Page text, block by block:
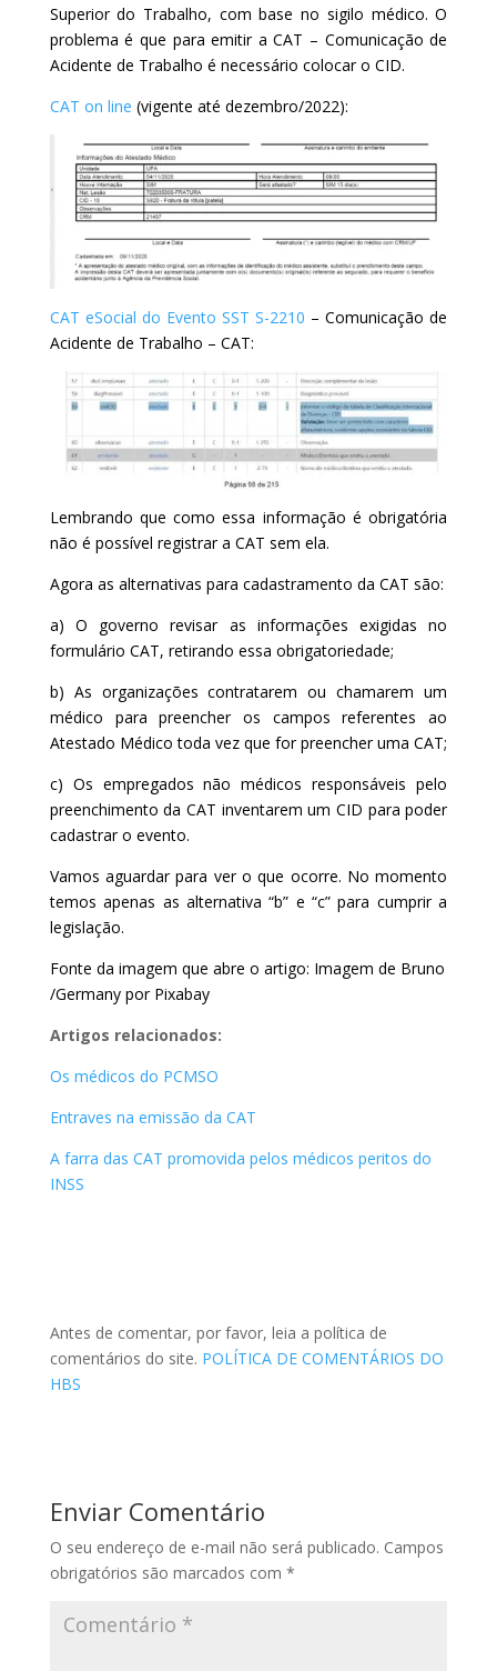
Superior do Trabalho, com base no sigilo médico. O
problema é que para emitir a CAT – Comunicação de
Acidente de Trabalho é necessário colocar o CID.
CAT on line (vigente até dezembro/2022):
CAT eSocial do Evento SST S-2210 – Comunicação de
Acidente de Trabalho – CAT:
Lembrando que como essa informação é obrigatória
não é possível registrar a CAT sem ela.
Agora as alternativas para cadastramento da CAT são:
a) O governo revisar as informações exigidas no
formulário CAT, retirando essa obrigatoriedade;
b) As organizações contratarem ou chamarem um
médico para preencher os campos referentes ao
Atestado Médico toda vez que for preencher uma CAT;
c) Os empregados não médicos responsáveis pelo
preenchimento da CAT inventarem um CID para poder
cadastrar o evento.
Vamos aguardar para ver o que ocorre. No momento
temos apenas as alternativa “b” e “c” para cumprir a
legislação.
Fonte da imagem que abre o artigo: Imagem de Bruno
/Germany por Pixabay
Artigos relacionados:
Os médicos do PCMSO
Entraves na emissão da CAT
A farra das CAT promovida pelos médicos peritos do
INSS
Antes de comentar, por favor, leia a política de
comentários do site. POLÍTICA DE COMENTÁRIOS DO
HBS
Enviar Comentário
O seu endereço de e-mail não será publicado. Campos
obrigatórios são marcados com *